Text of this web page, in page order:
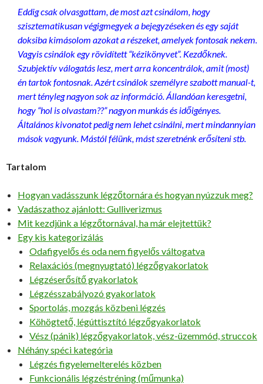
Eddig csak olvasgattam, de most azt csinálom, hogy
szisztematikusan végigmegyek a bejegyzéseken és egy saját
doksiba kimásolom azokat a részeket, amelyek fontosak nekem.
Vagyis csinálok egy rövidített “kézikönyvet”. Kezdőknek.
Szubjektív válogatás lesz, mert arra koncentrálok, amit (most)
én tartok fontosnak. Azért csinálok személyre szabott manual-t,
mert tényleg nagyon sok az információ. Állandóan keresgetni,
hogy “hol is olvastam??” nagyon munkás és időigényes.
Általános kivonatot pedig nem lehet csinálni, mert mindannyian
mások vagyunk. Mástól félünk, mást szeretnénk erősíteni stb.
Tartalom
Hogyan vadásszunk légzőtornára és hogyan nyúzzuk meg?
Vadászathoz ajánlott: Gulliverizmus
Mit kezdjünk a légzőtornával, ha már elejtettük?
Egy kis kategorizálás
Odafigyelős és oda nem figyelős váltogatva
Relaxációs (megnyugtató) légzőgyakorlatok
Légzéserősítő gyakorlatok
Légzésszabályozó gyakorlatok
Sportolás, mozgás közbeni légzés
Köhögtető, légúttisztító légzőgyakorlatok
Vész (pánik) légzőgyakorlatok, vész-üzemmód, struccok
Néhány spéci kategória
Légzés figyelemelterelés közben
Funkcionális légzéstréning (műmunka)